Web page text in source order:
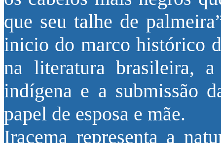
que seu talhe de
inicio do marco histórico
na literatura brasileira,
indígena e a submissão
papel de esposa e mãe.
Iracema representa a